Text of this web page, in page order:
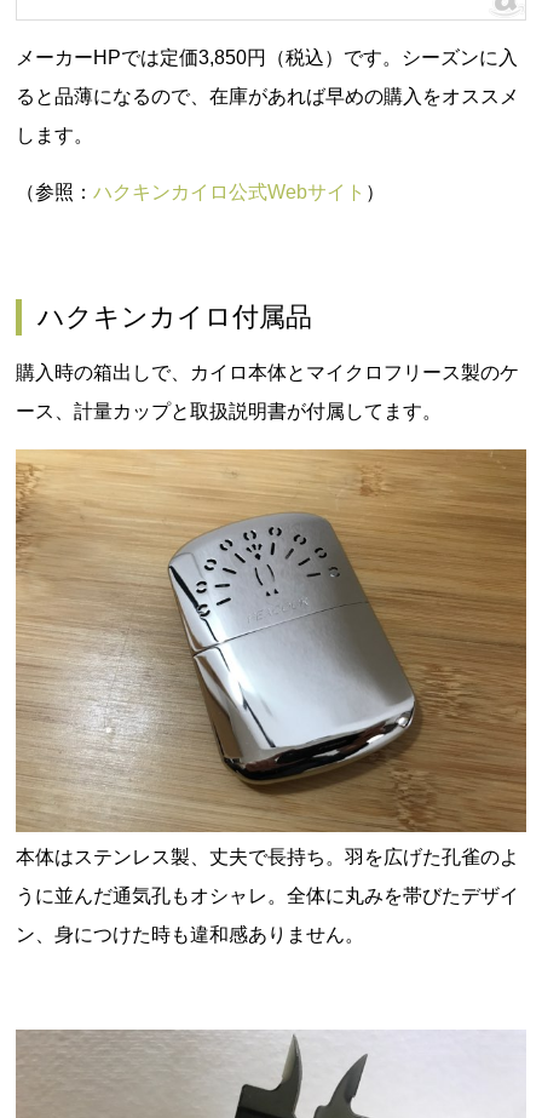
メーカーHPでは定価3,850円（税込）です。シーズンに入
ると品薄になるので、在庫があれば早めの購入をオススメ
します。
（参照：ハクキンカイロ公式Webサイト ）
ハクキンカイロ付属品
購入時の箱出しで、カイロ本体とマイクロフリース製のケ
ース、計量カップと取扱説明書が付属してます。
本体はステンレス製、丈夫で長持ち。羽を広げた孔雀のよ
うに並んだ通気孔もオシャレ。全体に丸みを帯びたデザイ
ン、身につけた時も違和感ありません。